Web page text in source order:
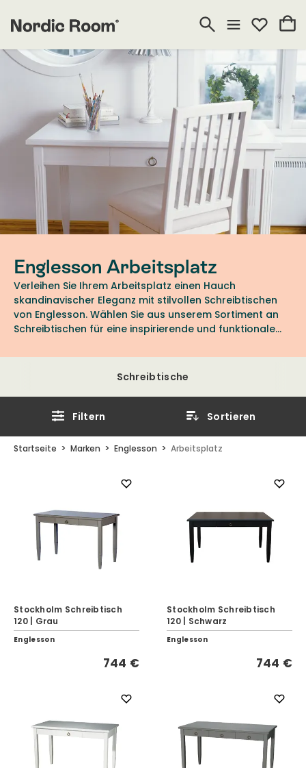
Englesson Arbeitsplatz
Verleihen Sie Ihrem Arbeitsplatz einen Hauch
skandinavischer Eleganz mit stilvollen Schreibtischen
von Englesson. Wählen Sie aus unserem Sortiment an
Schreibtischen für eine inspirierende und funktionale
Schreibtische
Filtern Sortieren
Startseite Marken Englesson Arbeitsplatz
Stockholm Schreibtisch
120 | Grau
Englesson
744 €
Stockholm Schreibtisch
120 | Schwarz
Englesson
744 €